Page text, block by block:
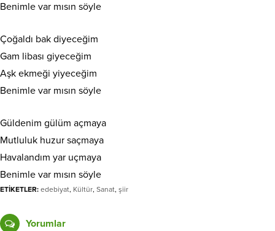
Benimle var mısın söyle
Çoğaldı bak diyeceğim
Gam libası giyeceğim
Aşk ekmeği yiyeceğim
Benimle var mısın söyle
Güldenim gülüm açmaya
Mutluluk huzur saçmaya
Havalandım yar uçmaya
Benimle var mısın söyle
ETİKETLER: edebiyat, Kültür, Sanat, şiir
Yorumlar